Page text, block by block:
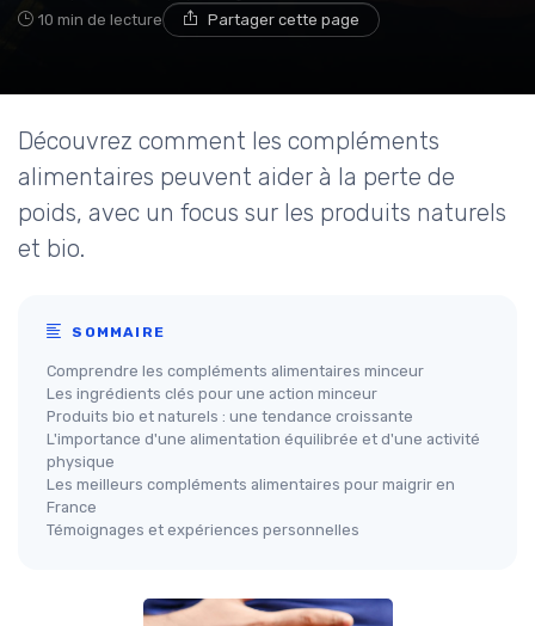
10 min de lecture Partager cette page
Découvrez comment les compléments
alimentaires peuvent aider à la perte de
poids, avec un focus sur les produits naturels
et bio.
SOMMAIRE
Comprendre les compléments alimentaires minceur
Les ingrédients clés pour une action minceur
Produits bio et naturels : une tendance croissante
L'importance d'une alimentation équilibrée et d'une activité
physique
Les meilleurs compléments alimentaires pour maigrir en
France
Témoignages et expériences personnelles